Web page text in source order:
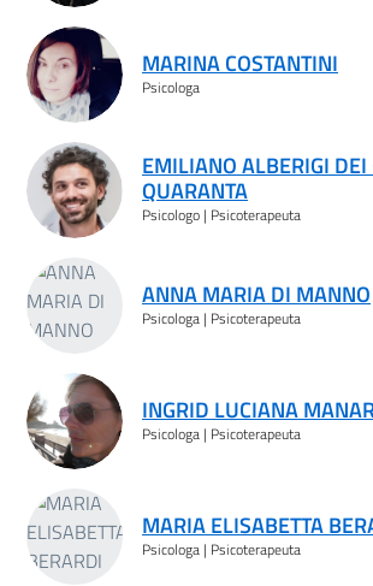
MARINA COSTANTINI
Psicologa
EMILIANO ALBERIGI DEI
QUARANTA
Psicologo | Psicoterapeuta
ANNA MARIA DI MANNO
Psicologa | Psicoterapeuta
INGRID LUCIANA
Psicologa | Psicoterapeuta
MARIA ELISABETTA
Psicologa | Psicoterapeuta